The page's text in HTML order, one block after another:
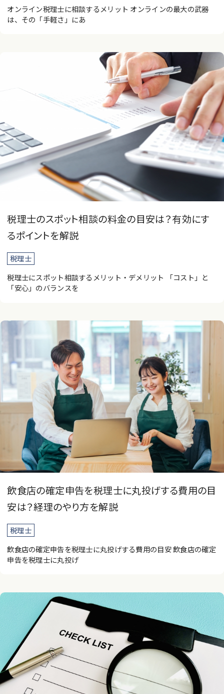
オンライン税理士に相談するメリット オンラインの最大の武器
は、その「手軽さ」にあ
税理士のスポット相談の料金の目安は？有効にす
るポイントを解説
税理士
税理士にスポット相談するメリット・デメリット 「コスト」と
「安心」のバランスを
飲食店の確定申告を税理士に丸投げする費用の目
安は？経理のやり方を解説
税理士
飲食店の確定申告を税理士に丸投げする費用の目安 飲食店の確定
申告を税理士に丸投げ